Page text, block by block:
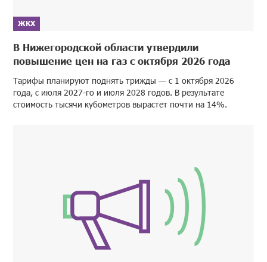
ЖКХ
В Нижегородской области утвердили
повышение цен на газ с октября 2026 года
Тарифы планируют поднять трижды — с 1 октября 2026
года, с июля 2027-го и июля 2028 годов. В результате
стоимость тысячи кубометров вырастет почти на 14%.